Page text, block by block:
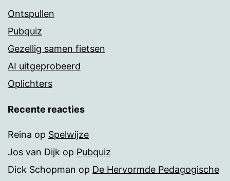
Ontspullen
Pubquiz
Gezellig samen fietsen
AI uitgeprobeerd
Oplichters
Recente reacties
Reina op Spelwijze
Jos van Dijk op Pubquiz
Dick Schopman op De Hervormde Pedagogische